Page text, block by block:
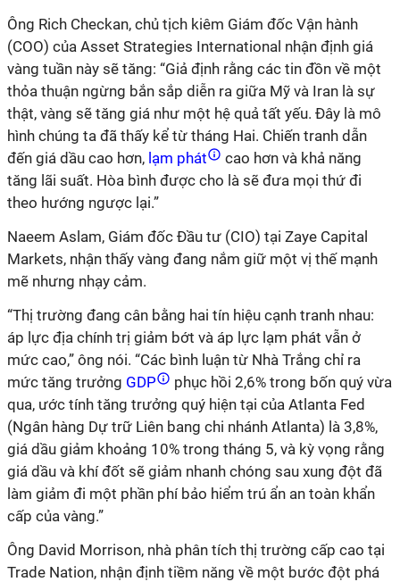
Ông Rich Checkan, chủ tịch kiêm Giám đốc Vận hành
(COO) của Asset Strategies International nhận định giá
vàng tuần này sẽ tăng: “Giả định rằng các tin đồn về một
thỏa thuận ngừng bắn sắp diễn ra giữa Mỹ và Iran là sự
thật, vàng sẽ tăng giá như một hệ quả tất yếu. Đây là mô
hình chúng ta đã thấy kể từ tháng Hai. Chiến tranh dẫn
đến giá dầu cao hơn, lạm phát
cao hơn và khả năng
tăng lãi suất. Hòa bình được cho là sẽ đưa mọi thứ đi
theo hướng ngược lại.”
Naeem Aslam, Giám đốc Đầu tư (CIO) tại Zaye Capital
Markets, nhận thấy vàng đang nắm giữ một vị thế mạnh
mẽ nhưng nhạy cảm.
“Thị trường đang cân bằng hai tín hiệu cạnh tranh nhau:
áp lực địa chính trị giảm bớt và áp lực lạm phát vẫn ở
mức cao,” ông nói. “Các bình luận từ Nhà Trắng chỉ ra
mức tăng trưởng GDP
phục hồi 2,6% trong bốn quý vừa
qua, ước tính tăng trưởng quý hiện tại của Atlanta Fed
(Ngân hàng Dự trữ Liên bang chi nhánh Atlanta) là 3,8%,
giá dầu giảm khoảng 10% trong tháng 5, và kỳ vọng rằng
giá dầu và khí đốt sẽ giảm nhanh chóng sau xung đột đã
làm giảm đi một phần phí bảo hiểm trú ẩn an toàn khẩn
cấp của vàng.”
Ông David Morrison, nhà phân tích thị trường cấp cao tại
Trade Nation, nhận định tiềm năng về một bước đột phá